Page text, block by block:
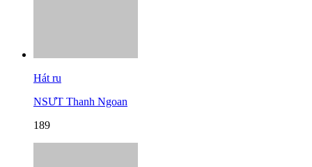
Hát ru
NSƯT Thanh Ngoan
189